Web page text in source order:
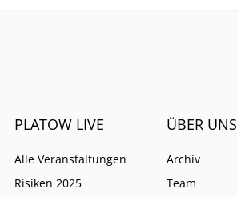
PLATOW LIVE
Alle Veranstaltungen
Risiken 2025
ÜBER UNS
Archiv
Team